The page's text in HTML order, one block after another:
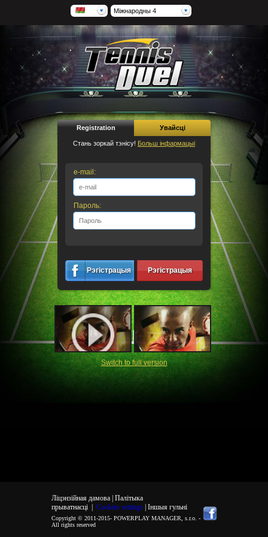
Міжнародны 4
Registration Увайсці
Стань зоркай тэнісу! Больш інфармацыі
e-mail:
Пароль:
Рэгістрацыя Рэгістрацыя
Switch to full version
Ліцэнзійная дамова | Палітыка
прыватнасці| Cookies settings | Іншыя гульні
Copyright © 2011-2015- POWERPLAY MANAGER, s.r.o. -
All rights reserved